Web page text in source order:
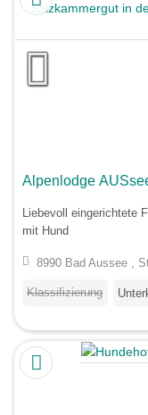
Alpenlodge
Liebevoll eingerichtete
mit Hund
8990 Bad Aussee ,
Klassifizierung